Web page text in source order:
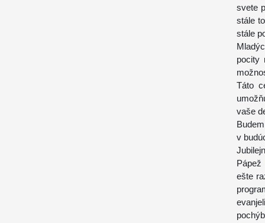
svete
stále
stále
pocity
Táto
vaše
v
ešte